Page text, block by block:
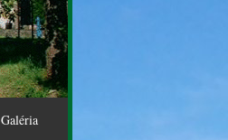
Galéria